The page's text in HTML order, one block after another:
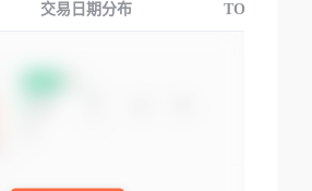
交易日期分布 TOP3交易国